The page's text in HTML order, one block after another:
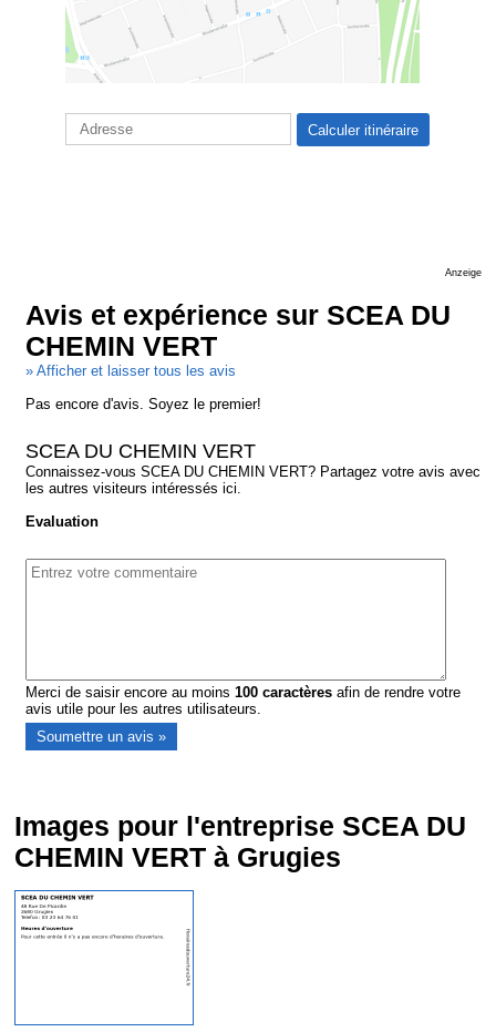
Anzeige
Avis et expérience sur SCEA DU
CHEMIN VERT
» Afficher et laisser tous les avis
Pas encore d'avis. Soyez le premier!
SCEA DU CHEMIN VERT
Connaissez-vous SCEA DU CHEMIN VERT? Partagez votre avis avec
les autres visiteurs intéressés ici.
Evaluation
Merci de saisir encore au moins100 caractères afin de rendre votre
avis utile pour les autres utilisateurs.
Images pour l'entreprise SCEA DU
CHEMIN VERT à Grugies